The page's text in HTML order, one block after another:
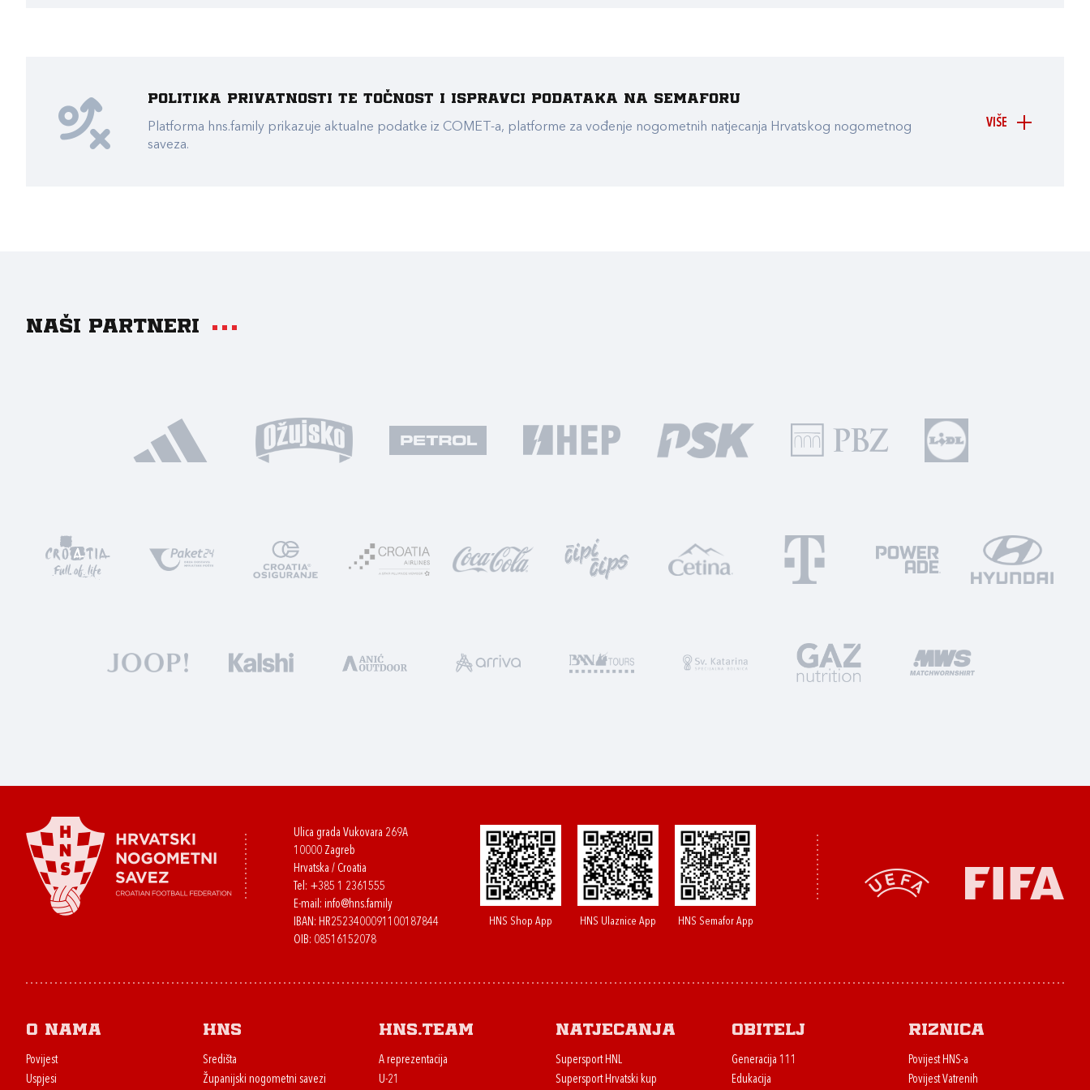
VIŠE
Politika privatnosti te točnost i ispravci podataka na Semaforu
Platforma hns.family prikazuje aktualne podatke iz COMET-a, platforme za vođenje nogometnih natjecanja Hrvatskog nogometnog
saveza.
Naši partneri
Ulica grada Vukovara 269A
10000 Zagreb
Hrvatska / Croatia
Tel: +385 1 2361555
E-mail: info@hns.family
IBAN: HR2523400091100187844
OIB: 08516152078
HNS Shop App HNS Ulaznice App HNS Semafor App
O nama
Povijest
Uspjesi
HNS
Središta
Županijski nogometni savezi
HNS.team
A reprezentacija
U-21
Natjecanja
Supersport HNL
Supersport Hrvatski kup
Obitelj
Generacija 111
Edukacija
Riznica
Povijest HNS-a
Povijest Vatrenih